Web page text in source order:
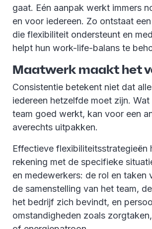
gaat. Eén aanpak werkt immers
en voor iedereen. Zo ontstaat
die flexibiliteit ondersteunt en
helpt hun work-life-balans te
Maatwerk maakt het
Consistentie betekent niet dat
iedereen hetzelfde moet zijn.
team goed werkt, kan voor een
averechts uitpakken.
Effectieve flexibiliteitsstrategieën
rekening met de specifieke
en medewerkers: de rol en taken
de samenstelling van het team,
het bedrijf zich bevindt, en
omstandigheden zoals